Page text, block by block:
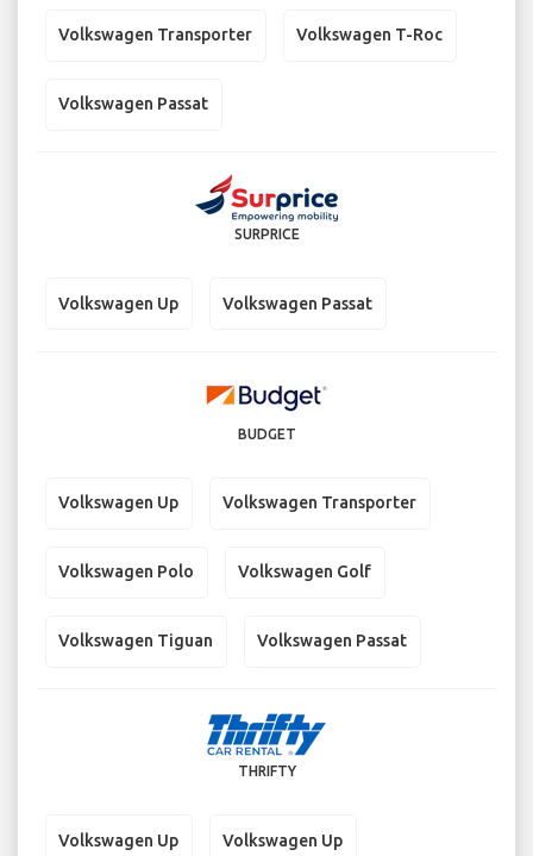
Volkswagen Transporter Volkswagen T-Roc
Volkswagen Passat
SURPRICE
Volkswagen Up Volkswagen Passat
BUDGET
Volkswagen Up Volkswagen Transporter
Volkswagen Polo Volkswagen Golf
Volkswagen Tiguan Volkswagen Passat
THRIFTY
Volkswagen Up Volkswagen Up